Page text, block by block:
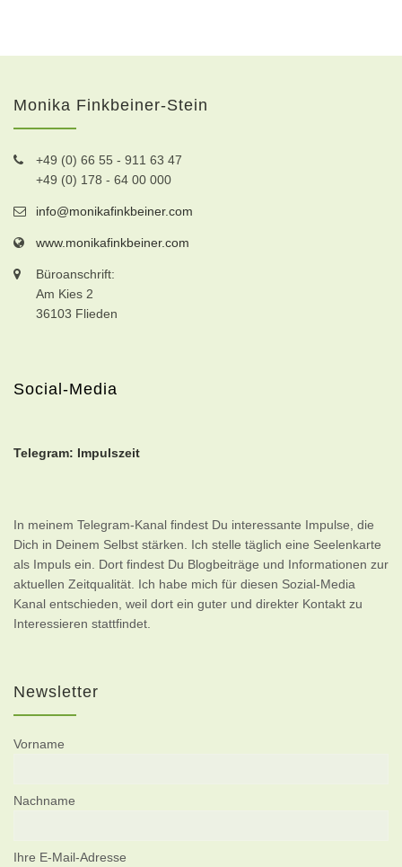
Monika Finkbeiner-Stein
+49 (0) 66 55 - 911 63 47
+49 (0) 178 - 64 00 000
info@monikafinkbeiner.com
www.monikafinkbeiner.com
Büroanschrift:
Am Kies 2
36103 Flieden
Social-Media
Telegram: Impulszeit
In meinem Telegram-Kanal findest Du interessante Impulse, die
Dich in Deinem Selbst stärken. Ich stelle täglich eine Seelenkarte
als Impuls ein. Dort findest Du Blogbeiträge und Informationen zur
aktuellen Zeitqualität. Ich habe mich für diesen Sozial-Media
Kanal entschieden, weil dort ein guter und direkter Kontakt zu
Interessieren stattfindet.
Newsletter
Vorname
Nachname
Ihre E-Mail-Adresse